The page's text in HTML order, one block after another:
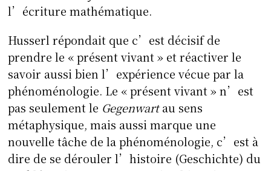
l’écriture mathématique.
Husserl répondait que c’est décisif de
prendre le « présent vivant » et réactiver le
savoir aussi bien l’expérience vécue par la
phénoménologie. Le « présent vivant » n’est
pas seulement le Gegenwartau sens
métaphysique, mais aussi marque une
nouvelle tâche de la phénoménologie, c’est à
dire de se dérouler l’histoire (Geschichte) du